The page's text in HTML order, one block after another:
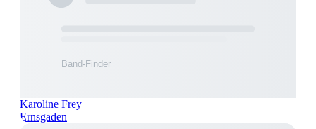
Karoline Frey
Ernsgaden